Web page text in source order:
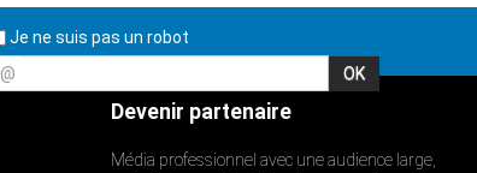
Je ne suis pas un robot
@
Devenir partenaire
Média professionnel avec une audience large,